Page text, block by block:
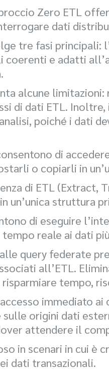
Zero ETL
dati
tre fasi
e adatti
alcune
di dati ETL.
poiché i dati
di
o copiarli in
di ETL (Extract,
un’unica struttura
di eseguire
reale ai dati
query federate
all’ETL.
tempo,
immediato ai
origini dati
attendere il
in scenari in cui è
dati transazionali.